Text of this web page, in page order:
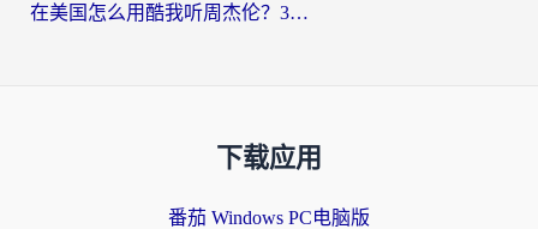
在美国怎么用酷我听周杰伦？3步搞定海外听歌难题
下载应用
番茄 Windows PC电脑版